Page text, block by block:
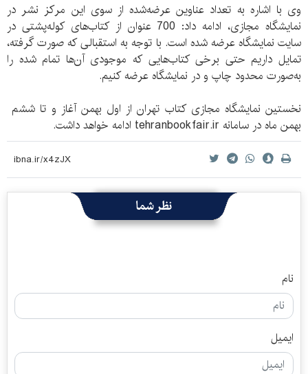
وی با اشاره به تعداد عناوین عرضه‌شده از سوی این مرکز نشر در
نمایشگاه مجازی، ادامه داد: 700 عنوان از کتاب‌های کوله‌پشتی در
سایت نمایشگاه عرضه شده است. با توجه به استقبالی که صورت گرفته،
تمایل داریم حتی برخی کتاب‌هایی که موجودی آن‌ها تمام شده را
به‌صورت محدود چاپ و در نمایشگاه عرضه کنیم.
نخستین نمایشگاه مجازی کتاب تهران از اول بهمن آغاز و تا ششم
بهمن ماه در سامانه tehranbookfair.ir ادامه خواهد داشت.
نظر شما
نام
ایمیل